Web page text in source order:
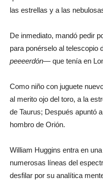
las estrellas y a las
De inmediato, mandó pedir
para ponérselo al telescopio
peeeerdón— que tenía en
Como niño con juguete
al merito ojo del toro, a la
de Taurus; Después apuntó
hombro de Orión.
William Huggins entra en
numerosas líneas del
desfilar por su analítica